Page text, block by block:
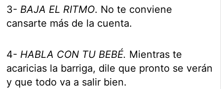
3- BAJA EL RITMO. No te conviene
cansarte más de la cuenta.
4- HABLA CON TU BEBÉ. Mientras te
acaricias la barriga, dile que pronto se verán
y que todo va a salir bien.